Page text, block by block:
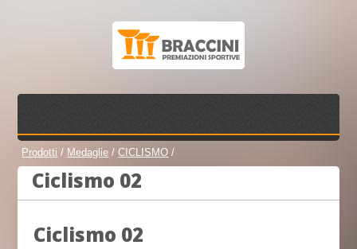
Prodotti / Medaglie /CICLISMO /
Ciclismo 02
Ciclismo 02